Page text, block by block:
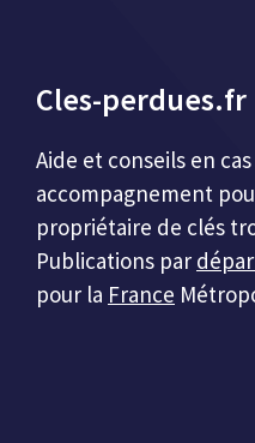
Cles-perdues.fr
Aide et conseils en
accompagnement
propriétaire de clés
Publications par
pour la France